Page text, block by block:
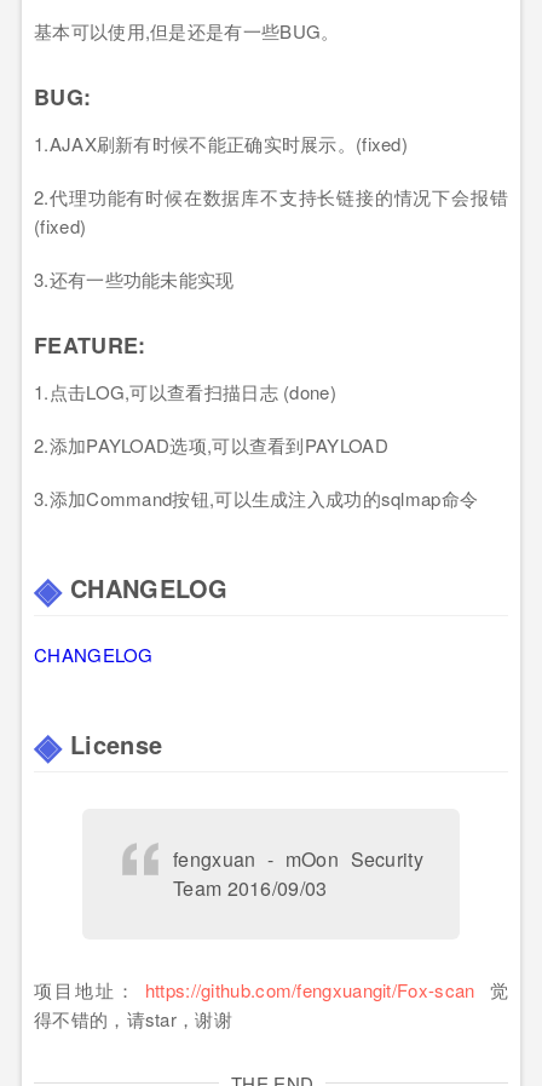
基本可以使用,但是还是有一些BUG。
BUG:
1.AJAX刷新有时候不能正确实时展示。(fixed)
2.代理功能有时候在数据库不支持长链接的情况下会报错
(fixed)
3.还有一些功能未能实现
FEATURE:
1.点击LOG,可以查看扫描日志 (done)
2.添加PAYLOAD选项,可以查看到PAYLOAD
3.添加Command按钮,可以生成注入成功的sqlmap命令
CHANGELOG
CHANGELOG
License
fengxuan - mOon Security
Team 2016/09/03
项目地址： https://github.com/fengxuangit/Fox-scan 觉
得不错的，请star，谢谢